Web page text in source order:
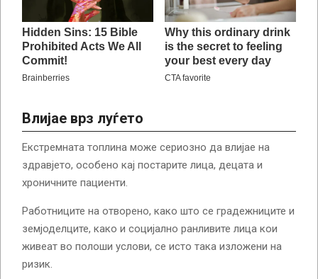
Влијае врз луѓето
Екстремната топлина може сериозно да влијае на
здравјето, особено кај постарите лица, децата и
хроничните пациенти.
Работниците на отворено, како што се градежниците и
земјоделците, како и социјално ранливите лица кои
живеат во полоши услови, се исто така изложени на
ризик.